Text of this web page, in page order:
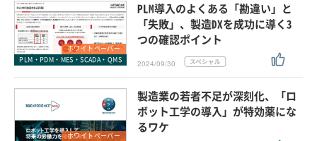
ホワイトペーパー
PLM・PDM・MES・SCADA・QMS
PLM導入のよくある「勘違い」と
「失敗」、製造DXを成功に導く3
つの確認ポイント
2024/09/30
ホワイトペーパー
製造業の若者不足が深刻化、「ロ
ボット工学の導入」が特効薬にな
るワケ